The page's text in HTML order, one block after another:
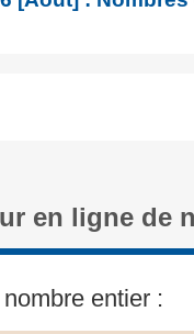
en ligne de
entier :